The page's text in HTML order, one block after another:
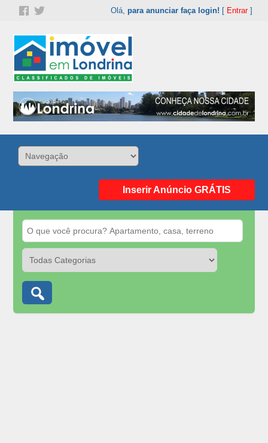
Olá, para anunciar faça login! [ Entrar]
Inserir Anúncio GRÁTIS